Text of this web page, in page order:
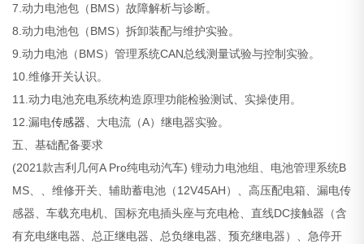
7.动力电池包（BMS）故障解析与诊断。
8.动力电池包（BMS）拆卸装配与维护实验。
9.动力电池（BMS）管理系统CAN总线测量试验与控制实验。
10.维修开关认识。
11.动力电池充电系统构造原理功能检验测试、实操使用。
12.漏电传感器、大电流（A）继电器实验。
五、基础配备要求
(2021款吉利几何A Pro纯电动汽车) 锂动力电池组、电池管理系统B
MS、、维修开关、辅助蓄电池（12V45AH）、高压配电箱、漏电传
感器、车载充电机、国标充电插头座与充电枪、直线DC接触器（含
有充电继电器、总正继电器、总负继电器、预充继电器）、急停开